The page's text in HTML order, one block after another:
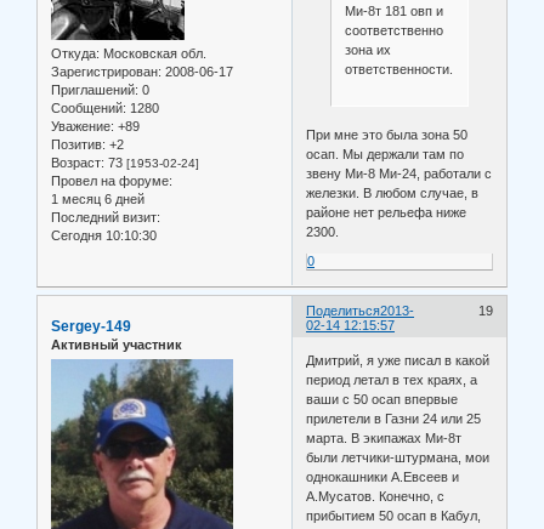
Откуда: Московская обл.
Зарегистрирован: 2008-06-17
Приглашений: 0
Сообщений: 1280
Уважение: +89
Позитив: +2
Возраст: 73 [1953-02-24]
Провел на форуме:
1 месяц 6 дней
Последний визит:
Сегодня 10:10:30
Ми-8т 181 овп и
соответственно
зона их
ответственности.
При мне это была зона 50
осап. Мы держали там по
звену Ми-8 Ми-24, работали с
железки. В любом случае, в
районе нет рельефа ниже
2300.
0
Поделиться 19
2013-
02-14 12:15:57
Sergey-149
Активный участник
Дмитрий, я уже писал в какой
период летал в тех краях, а
ваши с 50 осап впервые
прилетели в Газни 24 или 25
марта. В экипажах Ми-8т
были летчики-штурмана, мои
однокашники А.Евсеев и
А.Мусатов. Конечно, с
прибытием 50 осап в Кабул,